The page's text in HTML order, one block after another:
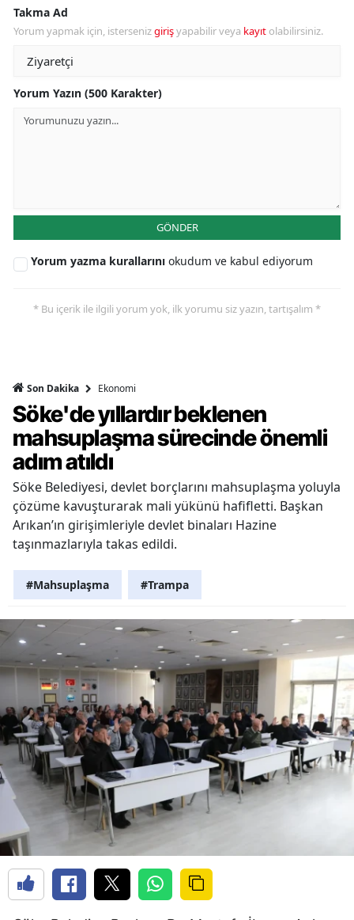
Takma Ad
Yorum yapmak için, istersenizgirişyapabilir veya kayıt olabilirsiniz.
Yorum Yazın (500 Karakter)
GÖNDER
Yorum yazma kurallarını okudum ve kabul ediyorum
* Bu içerik ile ilgili yorum yok, ilk yorumu siz yazın, tartışalım *
Son Dakika Ekonomi
Söke'de yıllardır beklenen
mahsuplaşma sürecinde önemli
adım atıldı
Söke Belediyesi, devlet borçlarını mahsuplaşma yoluyla
çözüme kavuşturarak mali yükünü hafifletti. Başkan
Arıkan’ın girişimleriyle devlet binaları Hazine
taşınmazlarıyla takas edildi.
#Mahsuplaşma #Trampa